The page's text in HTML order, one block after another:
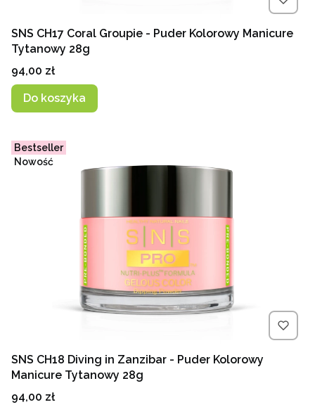
SNS CH17 Coral Groupie - Puder Kolorowy Manicure
Tytanowy 28g
Cena
94,00 zł
Do koszyka
Bestseller
Nowość
SNS CH18 Diving in Zanzibar - Puder Kolorowy
Manicure Tytanowy 28g
Cena
94,00 zł